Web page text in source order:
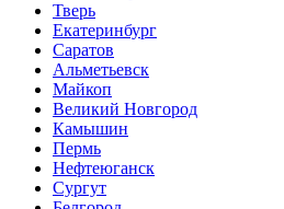
Тверь
Екатеринбург
Саратов
Альметьевск
Майкоп
Великий Новгород
Камышин
Пермь
Нефтеюганск
Сургут